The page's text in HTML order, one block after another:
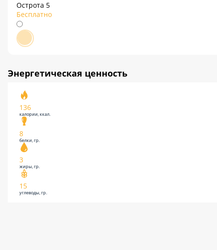
Острота 5
Бесплатно
Энергетическая ценность
136
калории, ккал.
белки, гр.
жиры, гр.
15
углеводы, гр.